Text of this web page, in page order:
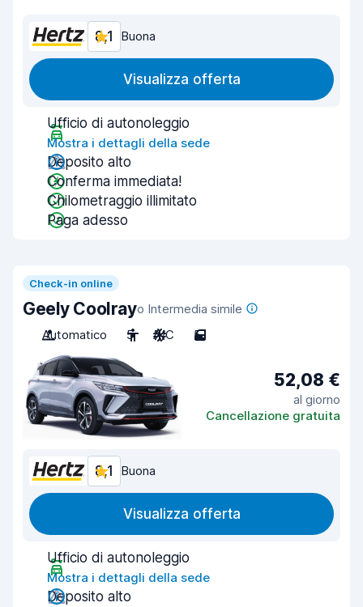
8,1 Buona
Visualizza offerta
Ufficio di autonoleggio
Mostra i dettagli della sede
Deposito alto
Conferma immediata!
Chilometraggio illimitato
Paga adesso
Check-in online
Geely Coolrayo Intermedia simile
Automatico
5 A/C 5
52,08 €
al giorno
Cancellazione gratuita
8,1 Buona
Visualizza offerta
Ufficio di autonoleggio
Mostra i dettagli della sede
Deposito alto